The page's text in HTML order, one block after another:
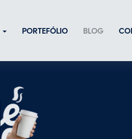
PORTEFÓLIO BLOG